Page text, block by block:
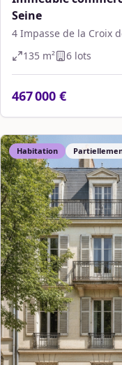
Seine
4 Impasse de la Croix
135 m² 6 lots
467 000 €
Habitation